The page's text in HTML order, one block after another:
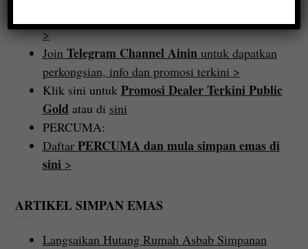
>
Join Telegram Channel Aininuntuk dapatkan
perkongsian, info dan promosi terkini >
Klik sini untuk Promosi Dealer Terkini Public
Goldatau di sini
PERCUMA:
Daftar PERCUMA dan mula simpan emas di
sini >
ARTIKEL SIMPAN EMAS
Langsaikan Hutang Rumah Asbab Simpanan